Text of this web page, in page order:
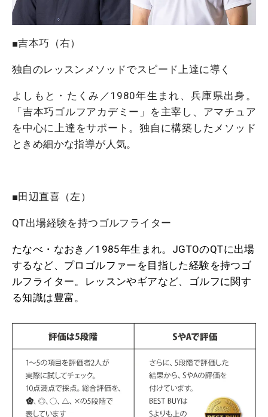
■吉本巧（右）
独自のレッスンメソッドでスピード上達に導く
よしもと・たくみ／1980年生まれ、兵庫県出身。
「吉本巧ゴルフアカデミー」を主宰し、アマチュア
を中心に上達をサポート。独自に構築したメソッド
ときめ細かな指導が人気。
■田辺直喜（左）
QT出場経験を持つゴルフライター
たなべ・なおき／1985年生まれ。JGTOのQTに出場
するなど、プロゴルファーを目指した経験を持つゴ
ルフライター。レッスンやギアなど、ゴルフに関す
る知識は豊富。